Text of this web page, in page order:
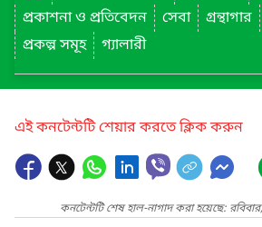
প্রকাশনা ও প্রতিবেদন
সেবা গ্রন্থাগার
প্রকল্প সমূহ
গ্যালারী
এই কনটেন্টটি শেয়ার করতে ক্লিক করুন
কনটেন্টটি শেষ হাল-নাগাদ করা হয়েছে: